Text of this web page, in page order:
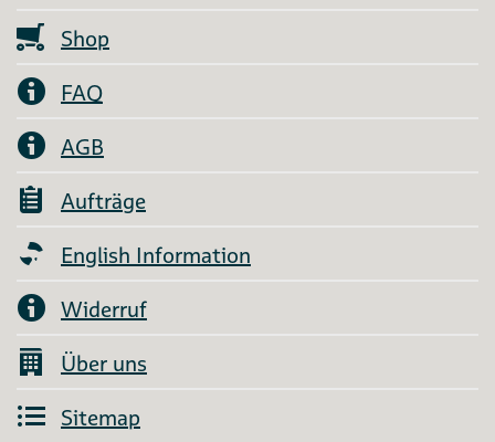
Shop
FAQ
AGB
Aufträge
English Information
Widerruf
Über uns
Sitemap